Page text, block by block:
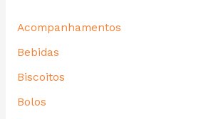
Acompanhamentos
Bebidas
Biscoitos
Bolos